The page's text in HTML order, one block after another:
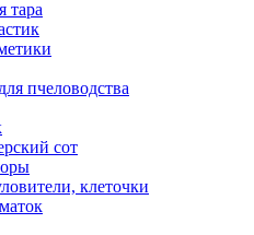
тара
пчеловодства
сот
клеточки